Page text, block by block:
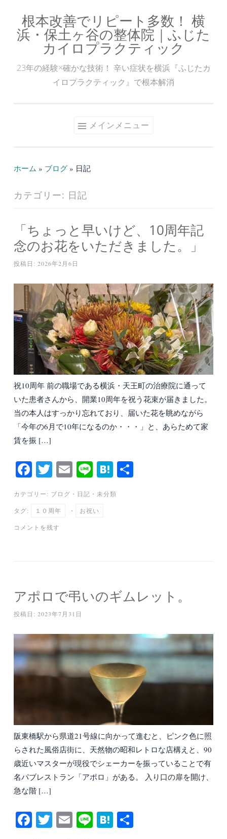
ン
根本改善でリピート多数！ 横
浜・保土ヶ谷の整体院｜ふじた
カイロプラクティック
23年の経験×確かな技術！ 辛い症状を横浜『ふじたカ
イロプラクティック』で根本解消
メインメニュー
ホーム » ブログ » 日記
カテゴリー: 日記
「ちょっと早いけど、10周年記
念のお花をいただきました。」
投稿日: 2026年2月6日
祝10周年 前の職場である横浜・天王町の治療院に通って
いた患者さんから、開業10周年を祝う花束が届きました。
当の本人はすっかり忘れており、届いた花を眺めながら
「今年の6月で10年になるのか・・・」と、あらためて家
賃を振 […]
Fa
ce
bo
ok
T
wi
tte
r
E
m
ail
Li
ne
H
en
カテゴリー: ブログ ・ 日記 ・ 未分類
タグ: １０周年 ・ お祝い
コメントを残す
アポロで弔いのギムレット。
投稿日: 2023年7月31日
阪東橋駅から県道21号線に向かって進むと、ピンク色に照
らされた風俗店街に、天然物の昭和レトロな店構えと、90
歳近いマスターが現役でシェーカーを振っていることで有
名パブレストラン「アポロ」がある。 入り口の扉を開け、
急な階 […]
Fa T E Li H